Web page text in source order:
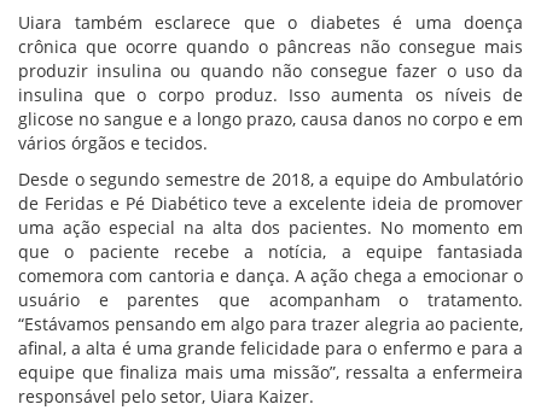
Uiara também esclarece que o diabetes é uma doença
crônica que ocorre quando o pâncreas não consegue mais
produzir insulina ou quando não consegue fazer o uso da
insulina que o corpo produz. Isso aumenta os níveis de
glicose no sangue e a longo prazo, causa danos no corpo e em
vários órgãos e tecidos.
Desde o segundo semestre de 2018, a equipe do Ambulatório
de Feridas e Pé Diabético teve a excelente ideia de promover
uma ação especial na alta dos pacientes. No momento em
que o paciente recebe a notícia, a equipe fantasiada
comemora com cantoria e dança. A ação chega a emocionar o
usuário e parentes que acompanham o tratamento.
“Estávamos pensando em algo para trazer alegria ao paciente,
afinal, a alta é uma grande felicidade para o enfermo e para a
equipe que finaliza mais uma missão”, ressalta a enfermeira
responsável pelo setor, Uiara Kaizer.